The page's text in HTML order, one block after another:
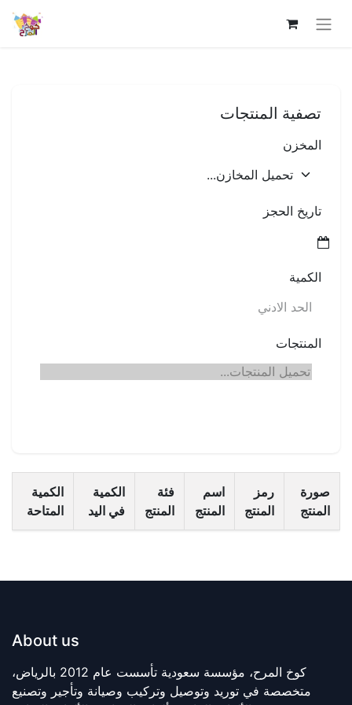
تصفية المنتجات
المخزن
تاريخ الحجز
الكمية
المنتجات
صورة
المنتج
رمز
المنتج
اسم
المنتج
فئة
المنتج
الكمية
في اليد
الكمية
المتاحة
About us
كوخ المرح، مؤسسة سعودية تأسست عام 2012 بالرياض،
متخصصة في توريد وتوصيل وتركيب وصيانة وتأجير وتصنيع